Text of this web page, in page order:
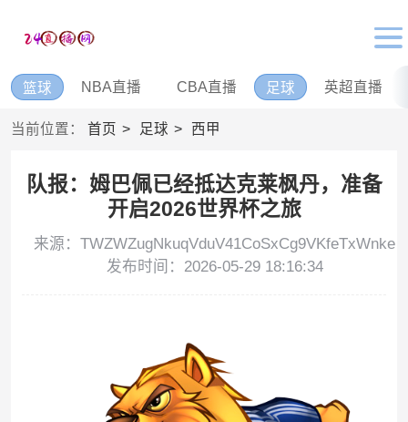
篮球 NBA直播 CBA直播 足球 英超直播
当前位置： 首页 足球 西甲
队报：姆巴佩已经抵达克莱枫丹，准备
开启2026世界杯之旅
来源：TWZWZugNkuqVduV41CoSxCg9VKfeTxWnke
发布时间：2026-05-29 18:16:34